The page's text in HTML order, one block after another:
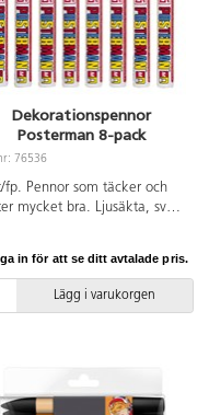
Dekorationspennor
Posterman 8-pack
76536
fp. Pennor som täcker och
mycket bra. Ljusäkta, svag
sten etc. Ingår 8 st
Från 3 år.
in för att se ditt avtalade pris.
Lägg i varukorgen